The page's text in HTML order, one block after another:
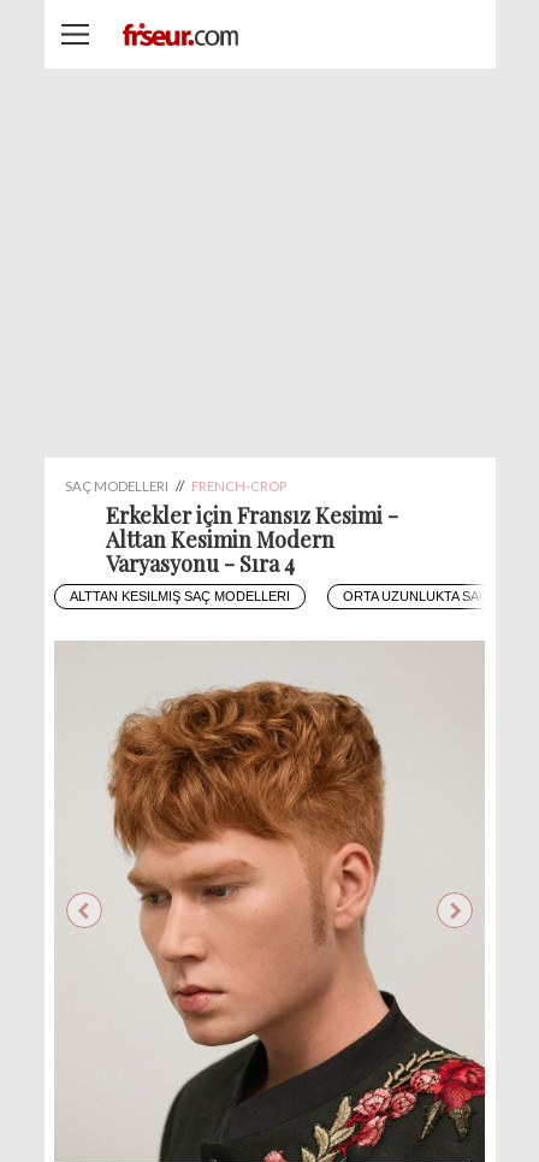
SAÇ MODELLERI // FRENCH-CROP
Erkekler için Fransız Kesimi -
Alttan Kesimin Modern
Varyasyonu - Sıra 4
ALTTAN KESILMIŞ SAÇ MODELLERI ORTA UZUNLUKTA SAÇ